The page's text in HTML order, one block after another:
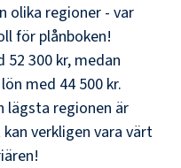
olika regioner - var
för plånboken!
52 300 kr, medan
med 44 500 kr.
lägsta regionen är
verkligen vara värt